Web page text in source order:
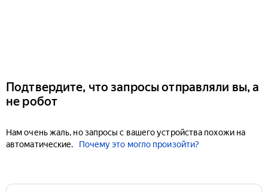
Подтвердите, что запросы отправляли вы, а
не робот
Нам очень жаль, но запросы с вашего устройства похожи на
автоматические.
Почему это могло произойти?